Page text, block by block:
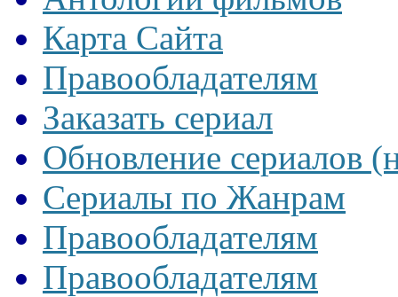
Карта Сайта
Правообладателям
Заказать сериал
Обновление сериалов
Сериалы по Жанрам
Правообладателям
Правообладателям